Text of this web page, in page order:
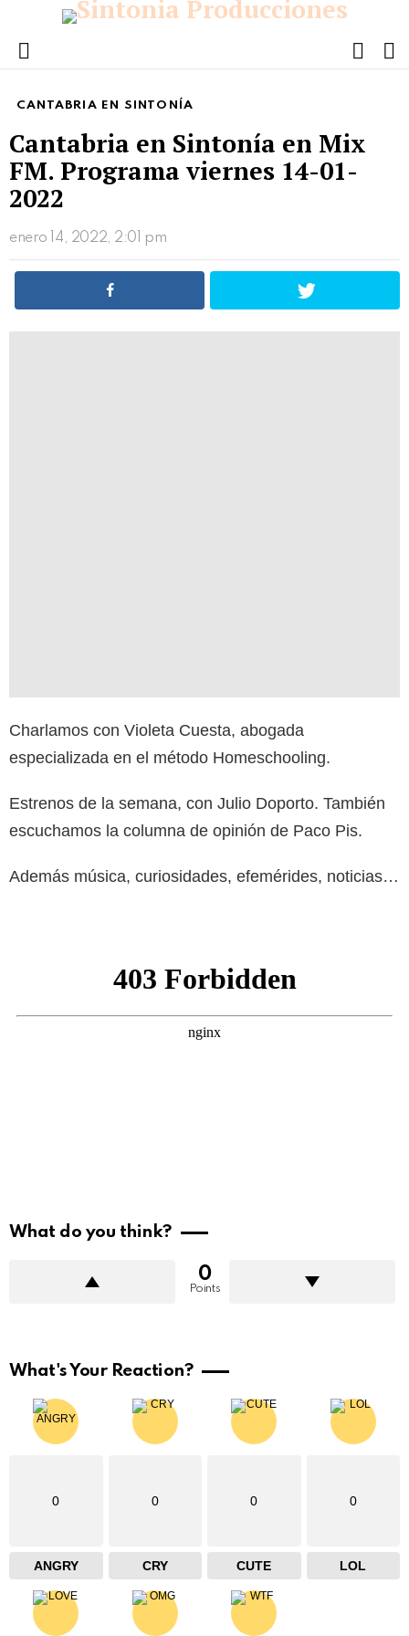
Menu
CANTABRIA EN SINTONÍA
Cantabria en Sintonía en Mix
FM. Programa viernes 14-01-
2022
enero 14, 2022, 2:01 pm
Charlamos con Violeta Cuesta, abogada
especializada en el método Homeschooling.
Estrenos de la semana, con Julio Doporto. También
escuchamos la columna de opinión de Paco Pis.
Además música, curiosidades, efemérides, noticias…
What do you think?
0
Points
What's Your Reaction?
0
ANGRY
0
CRY
0
CUTE
0
LOL